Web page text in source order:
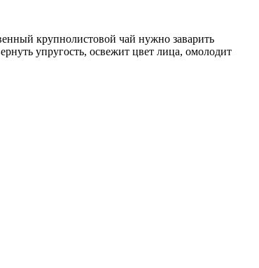
крупнолистовой чай нужно заварить
упругость, освежит цвет лица, омолодит